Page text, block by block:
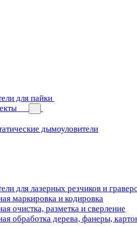
для пайки
дымоуловители
для лазерных резчиков и
маркировка и кодировка
очистка, разметка и сверление
обработка дерева, фанеры,